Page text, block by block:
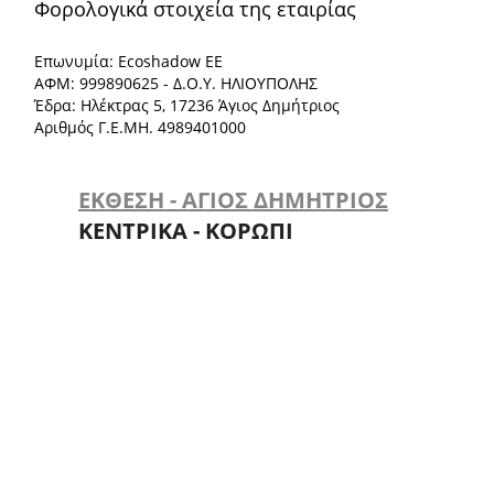
Φορολογικά στοιχεία της εταιρίας
Επωνυμία: Ecoshadow ΕΕ
ΑΦΜ: 999890625 - Δ.Ο.Υ. ΗΛΙΟΥΠΟΛΗΣ
Έδρα: Ηλέκτρας 5, 17236 Άγιος Δημήτριος
Αριθμός Γ.Ε.ΜΗ. 4989401000
ΕΚΘΕΣΗ - ΑΓΙΟΣ ΔΗΜΗΤΡΙΟΣ
ΚΕΝΤΡΙΚΑ - ΚΟΡΩΠΙ